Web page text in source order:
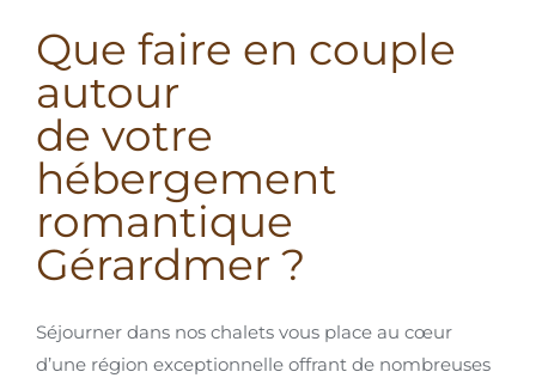
Que faire en couple
autour
de votre
hébergement
romantique
Gérardmer ?
Séjourner dans nos chalets vous place au cœur
d’une région exceptionnelle offrant de nombreuses